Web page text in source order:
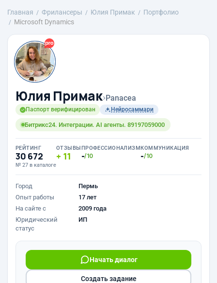
Главная Фрилансеры Юлия Примак
Портфолио
Microsoft Dynamics
Юлия Примак›Panacea
Паспорт верифицирован Нейросаммари
Битрикс24. Интеграции. AI агенты. 89197059000
РЕЙТИНГ
30 672
№ 27 в каталоге
ОТЗЫВЫ
11
ПРОФЕССИОНАЛИЗМ
-/10
КОММУНИКАЦИЯ
-/10
Город
Пермь
Опыт работы
17 лет
На сайте с
2009 года
Юридический
статус
ИП
Начать диалог
Создать задание